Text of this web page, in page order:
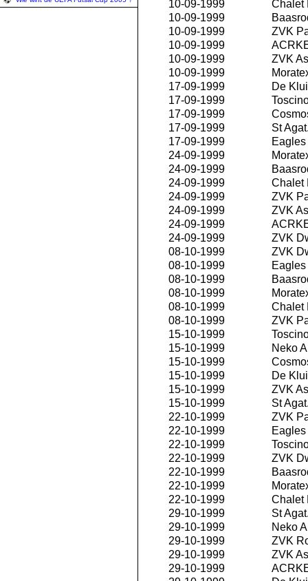
10-09-1999
Chalet
10-09-1999
10-09-1999
ZVK
10-09-1999
10-09-1999
ZVK
10-09-1999
17-09-1999
De
17-09-1999
17-09-1999
17-09-1999
St
17-09-1999
24-09-1999
24-09-1999
24-09-1999
Chalet
24-09-1999
ZVK
24-09-1999
ZVK
24-09-1999
24-09-1999
ZVK
08-10-1999
ZVK
08-10-1999
08-10-1999
08-10-1999
08-10-1999
Chalet
08-10-1999
ZVK
15-10-1999
15-10-1999
Neko
15-10-1999
15-10-1999
De
15-10-1999
ZVK
15-10-1999
St
22-10-1999
ZVK
22-10-1999
22-10-1999
22-10-1999
ZVK
22-10-1999
22-10-1999
22-10-1999
Chalet
29-10-1999
St
29-10-1999
Neko
29-10-1999
ZVK
29-10-1999
ZVK
29-10-1999